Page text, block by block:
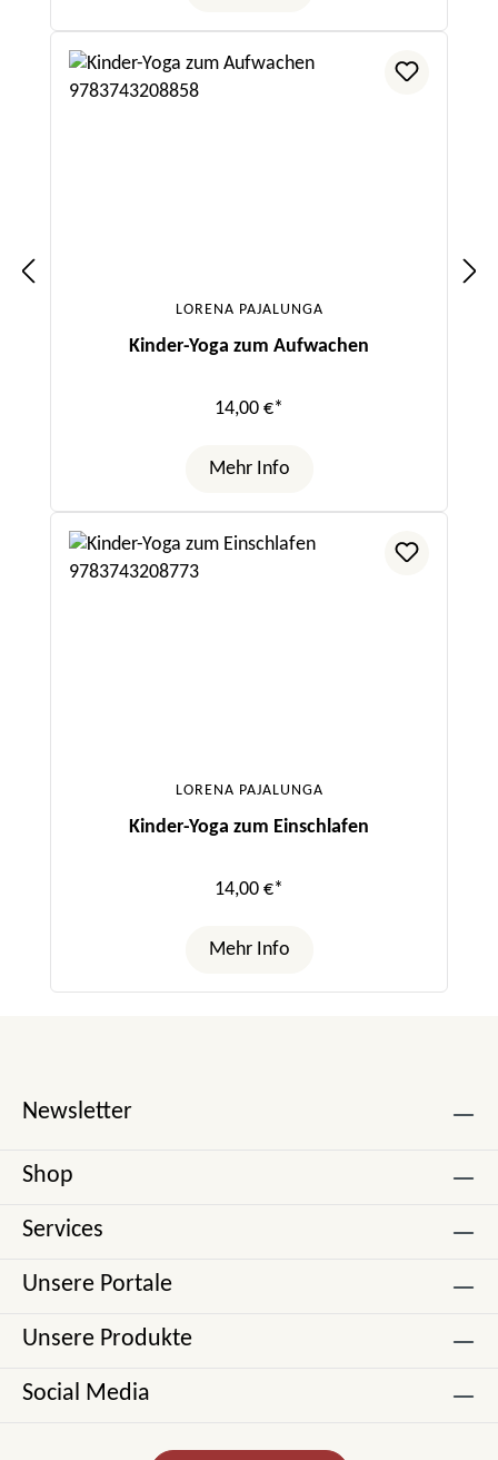
LORENA PAJALUNGA
Kinder-Yoga zum Aufwachen
14,00 €*
Mehr Info
LORENA PAJALUNGA
Kinder-Yoga zum Einschlafen
14,00 €*
Mehr Info
Newsletter
Shop
Services
Unsere Portale
Unsere Produkte
Social Media